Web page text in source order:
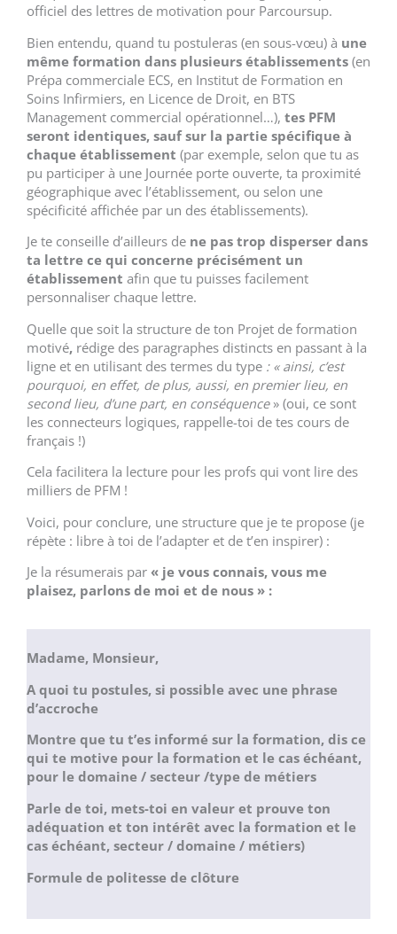
officiel des lettres de motivation pour Parcoursup.
Bien entendu, quand tu postuleras (en sous-vœu) à une
même formation dans plusieurs établissements (en
Prépa commerciale ECS, en Institut de Formation en
Soins Infirmiers, en Licence de Droit, en BTS
Management commercial opérationnel…), tes PFM
seront identiques, sauf sur la partie spécifique à
chaque établissement (par exemple, selon que tu as
pu participer à une Journée porte ouverte, ta proximité
géographique avec l’établissement, ou selon une
spécificité affichée par un des établissements).
Je te conseille d’ailleurs de ne pas trop disperser dans
ta lettre ce qui concerne précisément un
établissement afin que tu puisses facilement
personnaliser chaque lettre.
Quelle que soit la structure de ton Projet de formation
motivé, rédige des paragraphes distincts en passant à la
ligne et en utilisant des termes du type : « ainsi, c’est
pourquoi, en effet, de plus, aussi, en premier lieu, en
second lieu, d’une part, en conséquence» (oui, ce sont
les connecteurs logiques, rappelle-toi de tes cours de
français !)
Cela facilitera la lecture pour les profs qui vont lire des
milliers de PFM !
Voici, pour conclure, une structure que je te propose (je
répète : libre à toi de l’adapter et de t’en inspirer) :
Je la résumerais par « je vous connais, vous me
plaisez, parlons de moi et de nous » :
Madame, Monsieur,
A quoi tu postules, si possible avec une phrase
d’accroche
Montre que tu t’es informé sur la formation, dis ce
qui te motive pour la formation et le cas échéant,
pour le domaine / secteur /type de métiers
Parle de toi, mets-toi en valeur et prouve ton
adéquation et ton intérêt avec la formation et le
cas échéant, secteur / domaine / métiers)
Formule de politesse de clôture